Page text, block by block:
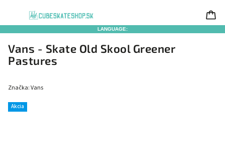
LANGUAGE:
Vans - Skate Old Skool Greener
Pastures
Akcia
Značka:Vans